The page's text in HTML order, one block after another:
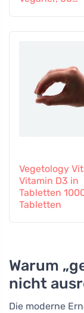
Vegetology
Vitamin D3 in
Tabletten
Tabletten
Warum
nicht
Die moderne